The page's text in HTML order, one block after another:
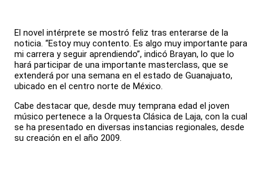
El novel intérprete se mostró feliz tras enterarse de la
noticia. “Estoy muy contento. Es algo muy importante para
mi carrera y seguir aprendiendo”, indicó Brayan, lo que lo
hará participar de una importante masterclass, que se
extenderá por una semana en el estado de Guanajuato,
ubicado en el centro norte de México.
Cabe destacar que, desde muy temprana edad el joven
músico pertenece a la Orquesta Clásica de Laja, con la cual
se ha presentado en diversas instancias regionales, desde
su creación en el año 2009.